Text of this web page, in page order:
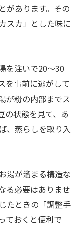
があります。その
スカ」とした味に
を注いで20〜30
を事前に逃がして
が粉の内部までス
の状態を見て、あ
、蒸らしを取り入
湯が溜まる構造な
る必要はありませ
たときの「調整手
ておくと便利で